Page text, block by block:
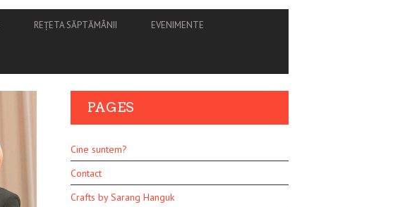
REȚETA SĂPTĂMÂNII EVENIMENTE
PAGES
Cine suntem?
Contact
Crafts by Sarang Hanguk